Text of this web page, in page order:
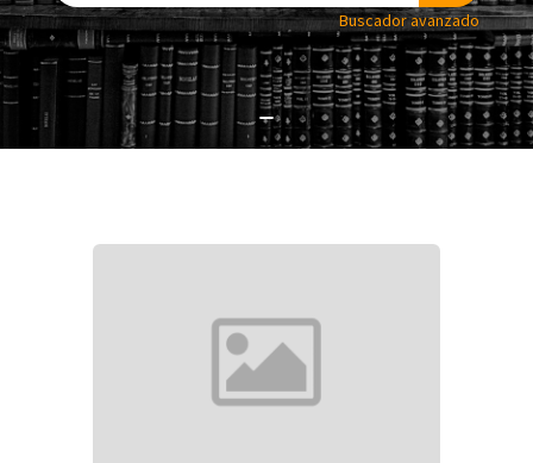
Buscador avanzado